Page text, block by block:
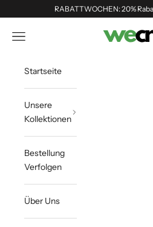
Zum Inhalt springenRABATTWOCHEN: 20%
Shopwecro
Navigationsmenü öffnen
Startseite
Unsere
Kollektionen
Bestellung
Verfolgen
Über Uns